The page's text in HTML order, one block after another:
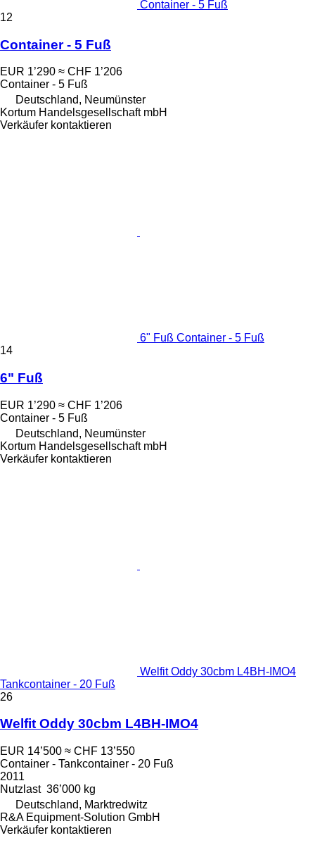
Container - 5 Fuß
12
Container - 5 Fuß
EUR 1’290 ≈ CHF 1’206
Container - 5 Fuß
Deutschland, Neumünster
Kortum Handelsgesellschaft mbH
Verkäufer kontaktieren
6" Fuß Container - 5 Fuß
14
6" Fuß
EUR 1’290 ≈ CHF 1’206
Container - 5 Fuß
Deutschland, Neumünster
Kortum Handelsgesellschaft mbH
Verkäufer kontaktieren
Welfit Oddy 30cbm L4BH-IMO4
Tankcontainer - 20 Fuß
26
Welfit Oddy 30cbm L4BH-IMO4
EUR 14’500 ≈ CHF 13’550
Container - Tankcontainer - 20 Fuß
2011
Nutzlast 36’000 kg
Deutschland, Marktredwitz
R&A Equipment-Solution GmbH
Verkäufer kontaktieren